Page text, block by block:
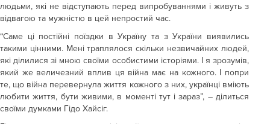
людьми, які не відступають перед випробуваннями і живуть з
відвагою та мужністю в цей непростий час.
“Саме ці постійні поїздки в Україну та з України виявились
такими цінними. Мені траплялося скільки незвичайних людей,
які ділилися зі мною своїми особистими історіями. І я зрозумів,
який же величезний вплив ця війна має на кожного. І попри
те, що війна перевернула життя кожного з них, українці вміють
любити життя, бути живими, в моменті тут і зараз”, – ділиться
своїми думками Гідо Хайсіг.